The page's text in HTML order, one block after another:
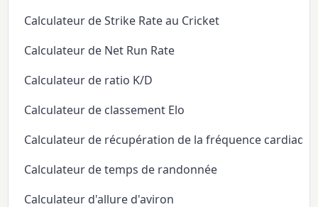
Calculateur de Strike Rate au Cricket
Calculateur de Net Run Rate
Calculateur de ratio K/D
Calculateur de classement Elo
Calculateur de récupération de la fréquence cardiaque
Calculateur de temps de randonnée
Calculateur d'allure d'aviron